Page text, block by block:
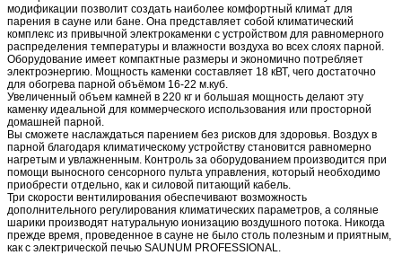
модификации позволит создать наиболее комфортный климат для
парения в сауне или бане. Она представляет собой климатический
комплекс из привычной электрокаменки с устройством для равномерного
распределения температуры и влажности воздуха во всех слоях парной.
Оборудование имеет компактные размеры и экономично потребляет
электроэнергию. Мощность каменки составляет 18 кВТ, чего достаточно
для обогрева парной объёмом 16-22 м.куб.
Увеличенный объем камней в 220 кг и большая мощность делают эту
каменку идеальной для коммерческого использования или просторной
домашней парной.
Вы сможете наслаждаться парением без рисков для здоровья. Воздух в
парной благодаря климатическому устройству становится равномерно
нагретым и увлажненным. Контроль за оборудованием производится при
помощи выносного сенсорного пульта управления, который необходимо
приобрести отдельно, как и силовой питающий кабель.
Три скорости вентилирования обеспечивают возможность
дополнительного регулирования климатических параметров, а соляные
шарики производят натуральную ионизацию воздушного потока. Никогда
прежде время, проведенное в сауне не было столь полезным и приятным,
как с электрической печью SAUNUM PROFESSIONAL.